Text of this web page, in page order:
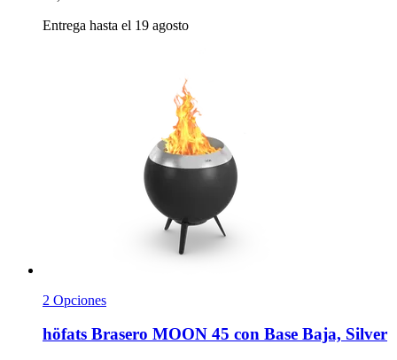
Entrega hasta el 19 agosto
2 Opciones
höfats Brasero MOON 45 con Base Baja, Silver